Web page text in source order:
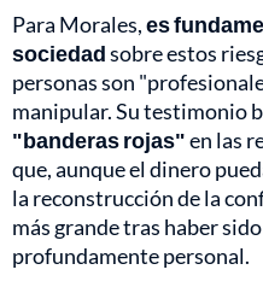
Para Morales,es
sociedadsobre estos
personas son
manipular. Su testimonio
"banderas rojas"en las
que, aunque el dinero
la reconstrucción de la
más grande tras haber
profundamente personal.